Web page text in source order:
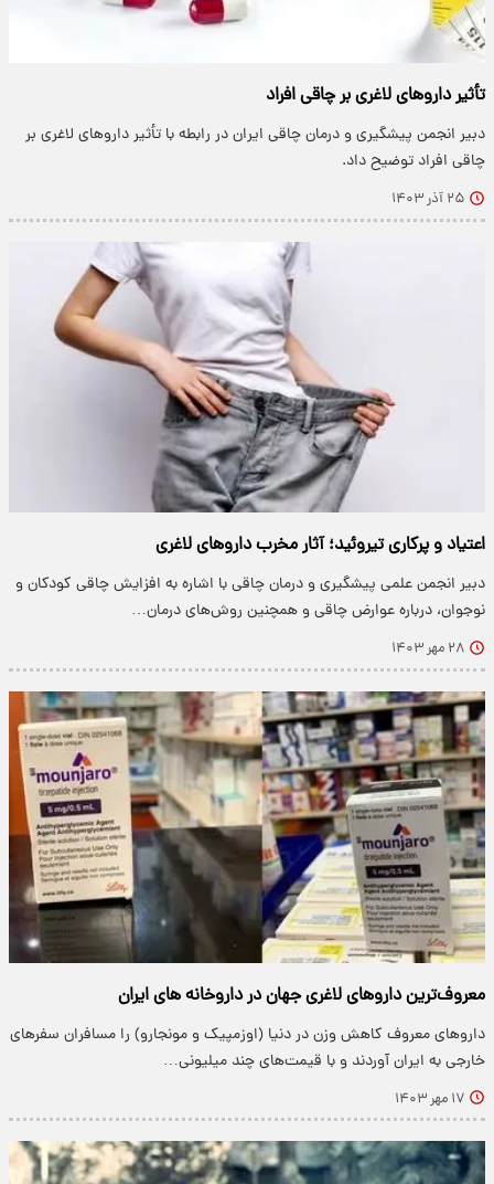
تأثیر داروهای لاغری بر چاقی افراد
دبیر انجمن پیشگیری و درمان چاقی ایران در رابطه با تأثیر داروهای لاغری بر
چاقی افراد توضیح داد.
۲۵ آذر ۱۴۰۳
اعتیاد و پرکاری تیروئید؛ آثار مخرب داروهای لاغری
دبیر انجمن علمی پیشگیری و درمان چاقی با اشاره به افزایش چاقی کودکان و
نوجوان، درباره عوارض چاقی و همچنین روش‌های درمان…
۲۸ مهر ۱۴۰۳
معروف‌ترین داروهای لاغری جهان در داروخانه های ایران
داروهای معروف کاهش وزن در دنیا (اوزمپیک و مونجارو) را مسافران سفرهای
خارجی به ایران آوردند و با قیمت‌های چند میلیونی…
۱۷ مهر ۱۴۰۳